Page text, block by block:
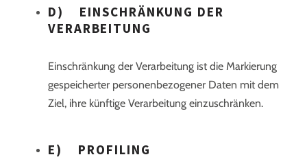
D) EINSCHRÄNKUNG DER
VERARBEITUNG
Einschränkung der Verarbeitung ist die Markierung
gespeicherter personenbezogener Daten mit dem
Ziel, ihre künftige Verarbeitung einzuschränken.
E) PROFILING